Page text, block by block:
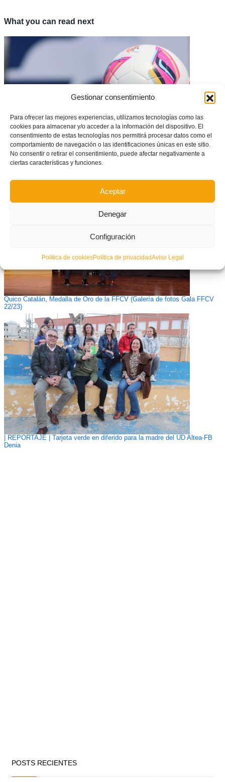
Gestionar consentimiento
Para ofrecer las mejores experiencias, utilizamos tecnologías como las
cookies para almacenar y/o acceder a la información del dispositivo. El
consentimiento de estas tecnologías nos permitirá procesar datos como el
comportamiento de navegación o las identificaciones únicas en este sitio.
No consentir o retirar el consentimiento, puede afectar negativamente a
ciertas características y funciones.
Aceptar
Denegar
Configuración
Política de cookiesPolítica de privacidadAviso Legal
What you can read next
Las Ligas de F8 de València y Alicante comenzarán el fin de semana del
Quico Catalán, Medalla de Oro de la FFCV (Galería de fotos Gala FFCV
22/23)
| REPORTAJE | Tarjeta verde en diferido para la madre del UD Altea-FB
Denia
POSTS RECIENTES